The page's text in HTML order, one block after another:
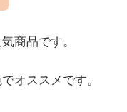
商品です。
オススメです。